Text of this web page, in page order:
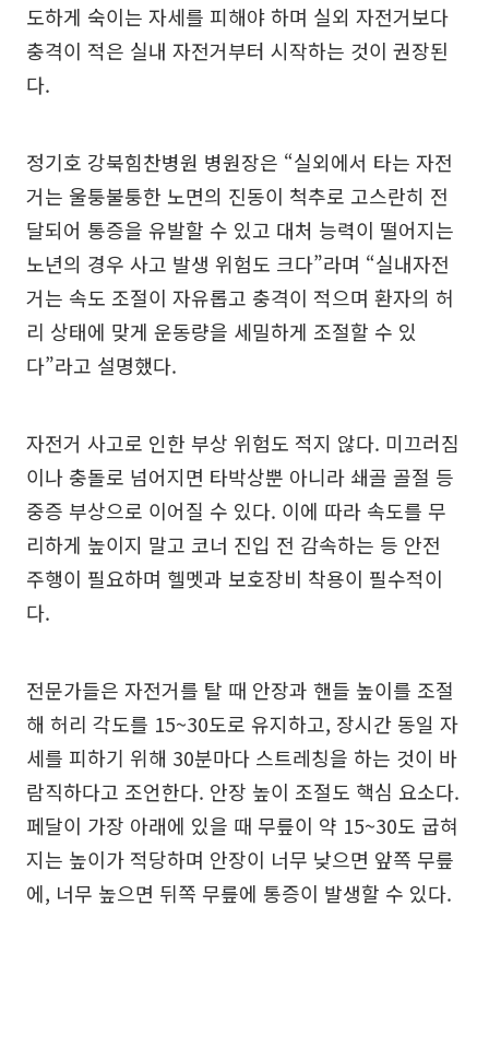
도하게 숙이는 자세를 피해야 하며 실외 자전거보다
충격이 적은 실내 자전거부터 시작하는 것이 권장된
다.
정기호 강북힘찬병원 병원장은 “실외에서 타는 자전
거는 울퉁불퉁한 노면의 진동이 척추로 고스란히 전
달되어 통증을 유발할 수 있고 대처 능력이 떨어지는
노년의 경우 사고 발생 위험도 크다”라며 “실내자전
거는 속도 조절이 자유롭고 충격이 적으며 환자의 허
리 상태에 맞게 운동량을 세밀하게 조절할 수 있
다”라고 설명했다.
자전거 사고로 인한 부상 위험도 적지 않다. 미끄러짐
이나 충돌로 넘어지면 타박상뿐 아니라 쇄골 골절 등
중증 부상으로 이어질 수 있다. 이에 따라 속도를 무
리하게 높이지 말고 코너 진입 전 감속하는 등 안전
주행이 필요하며 헬멧과 보호장비 착용이 필수적이
다.
전문가들은 자전거를 탈 때 안장과 핸들 높이를 조절
해 허리 각도를 15~30도로 유지하고, 장시간 동일 자
세를 피하기 위해 30분마다 스트레칭을 하는 것이 바
람직하다고 조언한다. 안장 높이 조절도 핵심 요소다.
페달이 가장 아래에 있을 때 무릎이 약 15~30도 굽혀
지는 높이가 적당하며 안장이 너무 낮으면 앞쪽 무릎
에, 너무 높으면 뒤쪽 무릎에 통증이 발생할 수 있다.